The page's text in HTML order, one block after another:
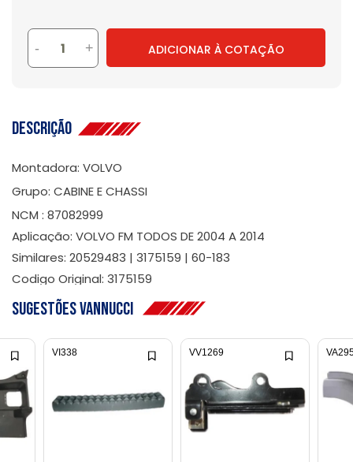
- + ADICIONAR À COTAÇÃO
Descrição
Montadora: VOLVO
Grupo: CABINE E CHASSI
NCM : 87082999
Aplicação: VOLVO FM TODOS DE 2004 A 2014
Similares: 20529483 | 3175159 | 60-183
Codigo Original: 3175159
Sugestões Vannucci
VI338 VV1269